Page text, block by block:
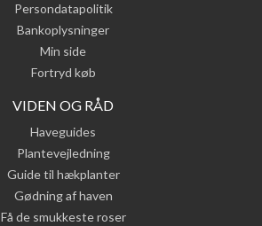
Persondatapolitik
Bankoplysninger
Min side
Fortryd køb
VIDEN OG RÅD
Haveguides
Plantevejledning
Guide til hækplanter
Gødning af haven
Få de smukkeste roser